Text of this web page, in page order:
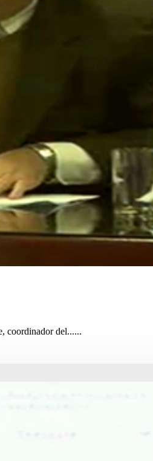
coordinador del......